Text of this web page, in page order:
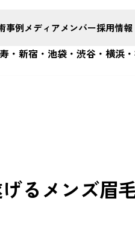
事例メディアメンバー採用情報
新宿・池袋・渋谷・横浜
るメンズ眉